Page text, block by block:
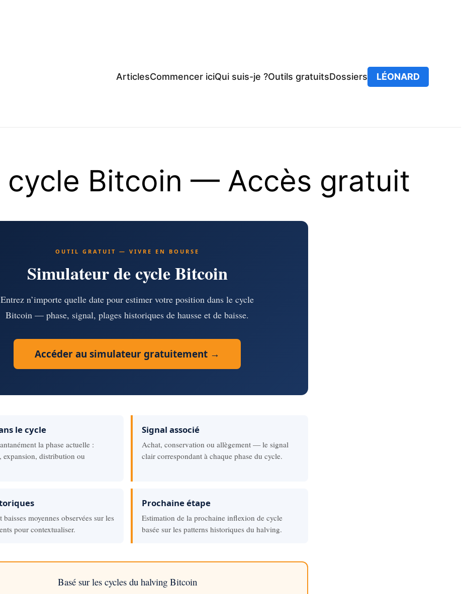
ArticlesCommencer iciQui suis-je ?Outils gratuitsDossiers LÉONARD
cycle Bitcoin — Accès gratuit
OUTIL GRATUIT — VIVRE EN BOURSE
Simulateur de cycle Bitcoin
Entrez n’importe quelle date pour estimer votre position dans le cycle
Bitcoin — phase, signal, plages historiques de hausse et de baisse.
Accéder au simulateur gratuitement →
le cycle
la phase actuelle :
expansion, distribution ou
Signal associé
Achat, conservation ou allègement — le signal
clair correspondant à chaque phase du cycle.
baisses moyennes observées sur les
pour contextualiser.
Prochaine étape
Estimation de la prochaine inflexion de cycle
basée sur les patterns historiques du halving.
Basé sur les cycles du halving Bitcoin